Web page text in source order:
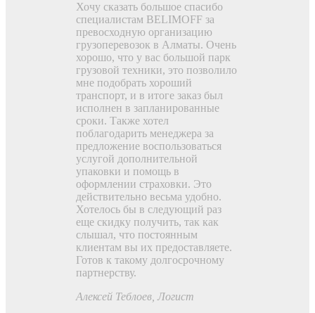
Хочу сказать большое спасибо
специалистам BELIMOFF за
превосходную организацию
грузоперевозок в Алматы. Очень
хорошо, что у вас большой парк
грузовой техники, это позволило
мне подобрать хороший
транспорт, и в итоге заказ был
исполнен в запланированные
сроки. Также хотел
поблагодарить менеджера за
предложение воспользоваться
услугой дополнительной
упаковки и помощь в
оформлении страховки. Это
действительно весьма удобно.
Хотелось бы в следующий раз
еще скидку получить, так как
слышал, что постоянным
клиентам вы их предоставляете.
Готов к такому долгосрочному
партнерству.
Алексей Теблоев , Логист